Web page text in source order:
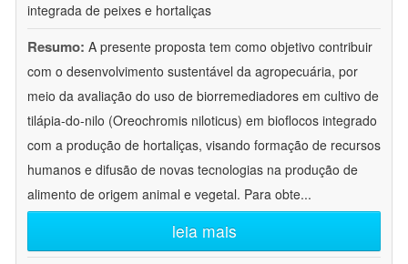
integrada de peixes e hortaliças
Resumo: A presente proposta tem como objetivo contribuir
com o desenvolvimento sustentável da agropecuária, por
meio da avaliação do uso de biorremediadores em cultivo de
tilápia-do-nilo (Oreochromis niloticus) em bioflocos integrado
com a produção de hortaliças, visando formação de recursos
humanos e difusão de novas tecnologias na produção de
alimento de origem animal e vegetal. Para obte...
leia mais